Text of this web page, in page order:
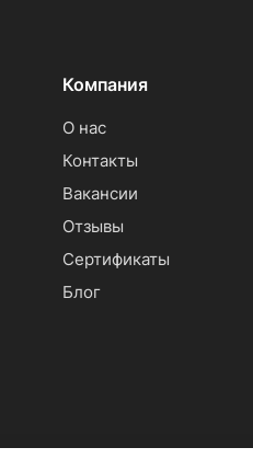
Компания
О нас
Контакты
Вакансии
Отзывы
Сертификаты
Блог